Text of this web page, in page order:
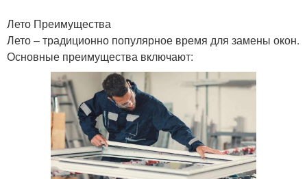
Лето Преимущества
Лето – традиционно популярное время для замены окон.
Основные преимущества включают: